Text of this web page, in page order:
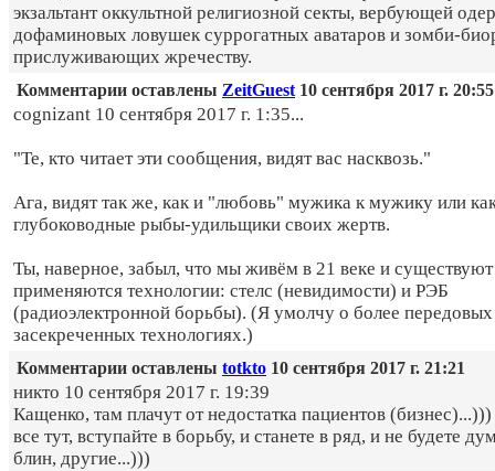
экзальтант оккультной религиозной секты, вербующей
дофаминовых ловушек суррогатных аватаров и зомби-
прислуживающих жречеству.
Комментарии оставлены ZeitGuest 10 сентября 2017 г. 20:55
cognizant 10 сентября 2017 г. 1:35...
"Те, кто читает эти сообщения, видят вас насквозь."
Ага, видят так же, как и "любовь" мужика к мужику или
глубоководные рыбы-удильщики своих жертв.
Ты, наверное, забыл, что мы живём в 21 веке и существуют
применяются технологии: стелс (невидимости) и РЭБ
(радиоэлектронной борьбы). (Я умолчу о более передовых
засекреченных технологиях.)
Комментарии оставлены totkto 10 сентября 2017 г. 21:21
никто 10 сентября 2017 г. 19:39
Кащенко, там плачут от недостатка пациентов
все тут, вступайте в борьбу, и станете в ряд, и не будете
блин, другие...)))